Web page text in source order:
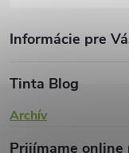
Informácie pre
Tinta Blog
Archív
Prijímame online